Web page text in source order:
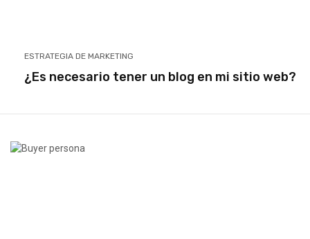
ESTRATEGIA DE MARKETING
¿Es necesario tener un blog en mi sitio web?